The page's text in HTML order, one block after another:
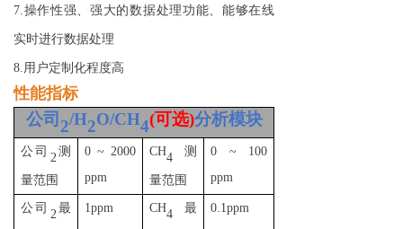
7.操作性强、强大的数据处理功能、能够在线
实时进行数据处理
8.用户定制化程度高
性能指标
公司 2/H2O/CH4(可选)分析模块
公司
2
测
量范围
0 ~ 2000
ppm
CH
4
测
量范围
0 ~ 100
ppm
公司
2
最 1ppm CH
4
最 0.1ppm